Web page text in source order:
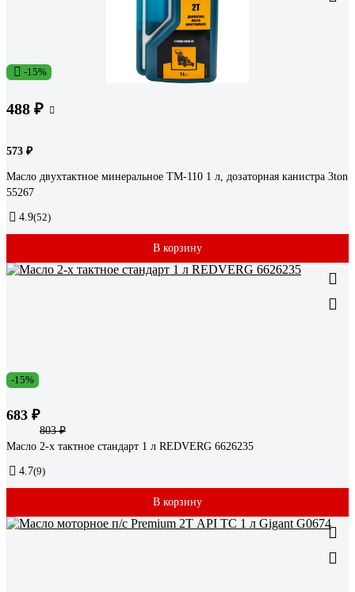
-15%
488 ₽
573 ₽
Масло двухтактное минеральное ТМ-110 1 л, дозаторная канистра 3ton
55267
4.9(52)
В корзину
-15%
683 ₽
803 ₽
Масло 2-х тактное стандарт 1 л REDVERG 6626235
4.7(9)
В корзину